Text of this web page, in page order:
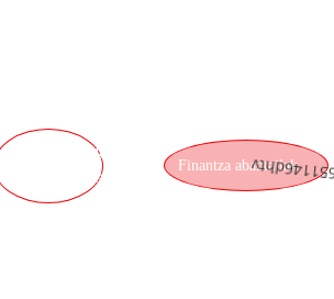
ZERBITZUAREN
ABANTAILAK
Finantza abantailak